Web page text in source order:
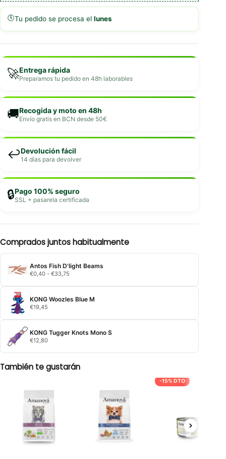
🕔Tu pedido se procesa el lunes
🚀Entrega rápida
Preparamos tu pedido en 48h laborables
🚚Recogida y moto en 48h
Envío gratis en BCN desde 50€
↩️Devolución fácil
14 días para devolver
🔒Pago 100% seguro
SSL + pasarela certificada
Comprados juntos habitualmente
Antos Fish D'light Beams
€0,40 - €33,75
precios:
€0,40
KONG Woozles Blue M
€19,45
KONG Tugger Knots Mono S
€12,80
También te gustarán
-15% DTO